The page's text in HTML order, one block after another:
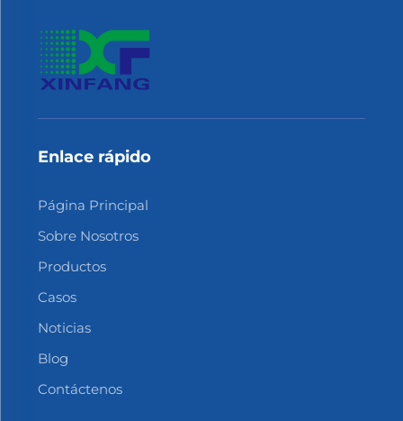
Enlace rápido
Página Principal
Sobre Nosotros
Productos
Casos
Noticias
Blog
Contáctenos